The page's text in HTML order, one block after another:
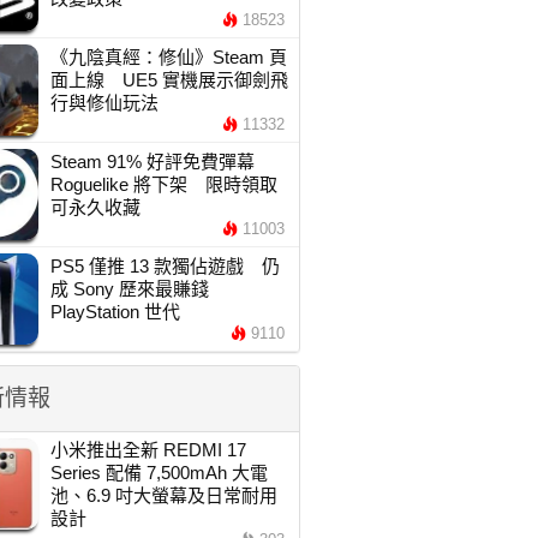
18523
《九陰真經：修仙》Steam 頁
面上線 UE5 實機展示御劍飛
行與修仙玩法
11332
Steam 91% 好評免費彈幕
Roguelike 將下架 限時領取
可永久收藏
11003
PS5 僅推 13 款獨佔遊戲 仍
成 Sony 歷來最賺錢
PlayStation 世代
9110
報
小米推出全新 REDMI 17
Series 配備 7,500mAh 大電
池、6.9 吋大螢幕及日常耐用
設計